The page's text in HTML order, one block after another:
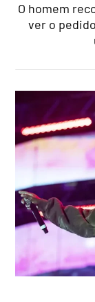
O homem
ver o